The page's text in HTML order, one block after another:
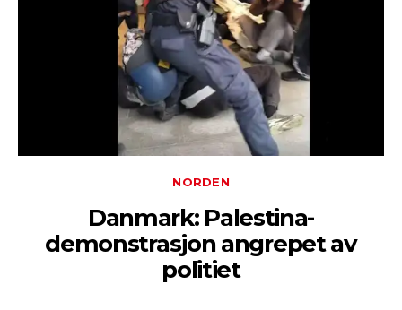
NORDEN
Danmark: Palestina-
demonstrasjon angrepet av
politiet